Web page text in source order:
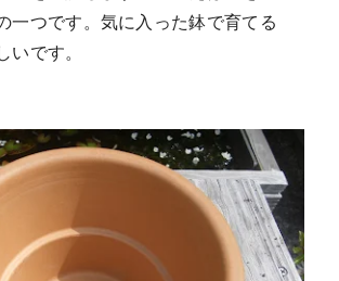
一つです。気に入った鉢で育てる
いです。